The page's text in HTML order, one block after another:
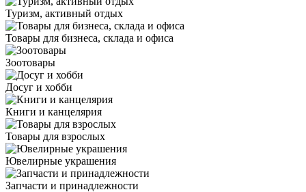
Туризм, активный отдых
Товары для бизнеса, склада и офиса
Зоотовары
Досуг и хобби
Книги и канцелярия
Товары для взрослых
Ювелирные украшения
Запчасти и принадлежности